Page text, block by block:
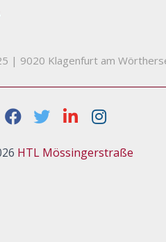
| 9020 Klagenfurt am
HTL Mössingerstraße